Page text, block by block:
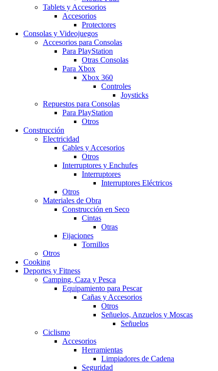
Tablets y Accesorios
Accesorios
Protectores
Consolas y Videojuegos
Accesorios para Consolas
Para PlayStation
Otras Consolas
Para Xbox
Xbox 360
Controles
Joysticks
Repuestos para Consolas
Para PlayStation
Otros
Construcción
Electricidad
Cables y Accesorios
Otros
Interruptores y Enchufes
Interruptores
Interruptores Eléctricos
Otros
Materiales de Obra
Construcción en Seco
Cintas
Otras
Fijaciones
Tornillos
Otros
Cooking
Deportes y Fitness
Camping, Caza y Pesca
Equipamiento para Pescar
Cañas y Accesorios
Otros
Señuelos, Anzuelos y Moscas
Señuelos
Ciclismo
Accesorios
Herramientas
Limpiadores de Cadena
Seguridad